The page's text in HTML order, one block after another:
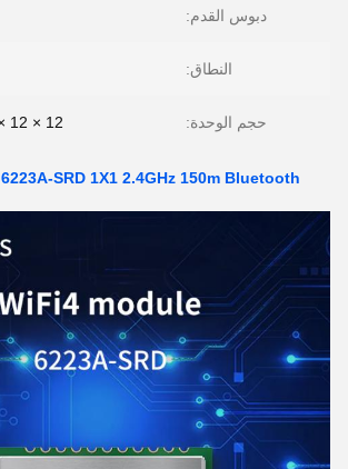
دبوس القدم:
النطاق:
حجم الوحدة: 12 × 12 × 2.1 (نموذجي) ملم
6223A-SRD 1X1 2.4GHz 150m Bluetooth وحدة طاقة منخفضة